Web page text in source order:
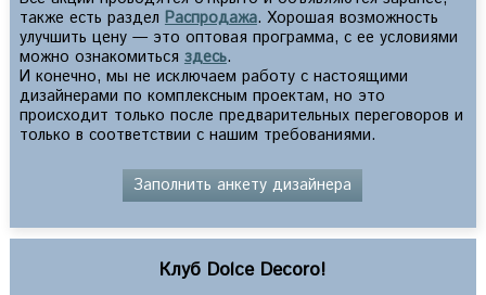
также есть раздел Распродажа. Хорошая возможность
улучшить цену — это оптовая программа, с ее условиями
можно ознакомиться здесь.
И конечно, мы не исключаем работу с настоящими
дизайнерами по комплексным проектам, но это
происходит только после предварительных переговоров и
только в соответствии с нашим требованиями.
Заполнить анкету дизайнера
Клуб Dolce Decoro!